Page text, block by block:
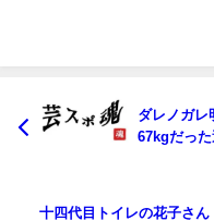
ダレノガレ
67kgだった
十四代目トイレの花子さん